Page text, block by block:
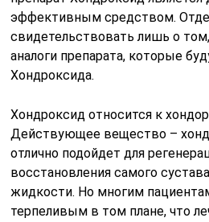
эффективным средством.
свидетельствовать лишь о
аналоги препарата, которые
Хондроксида.
Хондроксид относится к
Действующее вещество –
отлично подойдет для
восстановления самого
жидкости. Но многим
терпеливым в том плане, что